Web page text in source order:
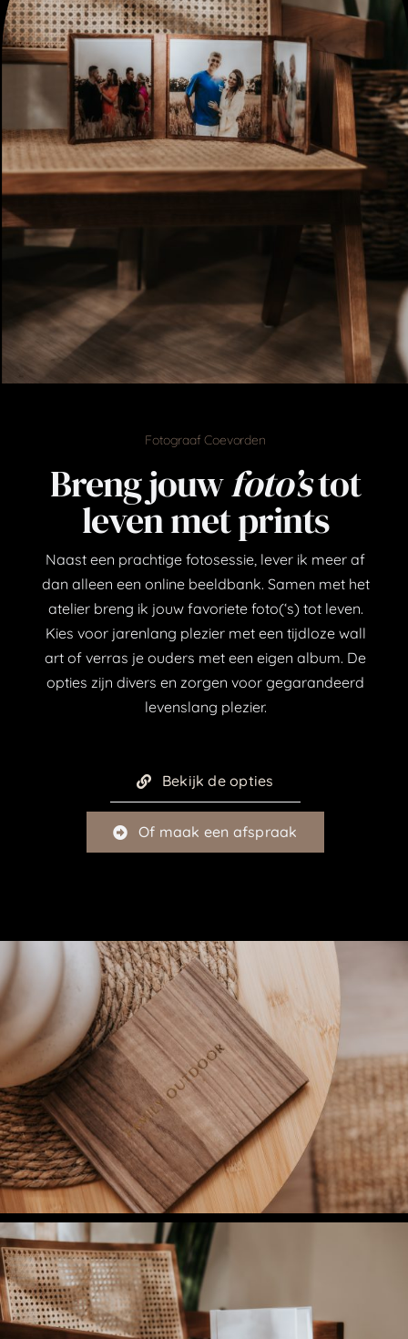
OVER MIJ
NIEUWS
CONTACT
Fotograaf Coevorden
Breng jouwfoto’stot
leven met prints
Naast een prachtige fotosessie, lever ik meer af
dan alleen een online beeldbank. Samen met het
atelier breng ik jouw favoriete foto(‘s) tot leven.
Kies voor jarenlang plezier met een tijdloze wall
art of verras je ouders met een eigen album. De
opties zijn divers en zorgen voor gegarandeerd
levenslang plezier.
Bekijk de opties
Of maak een afspraak